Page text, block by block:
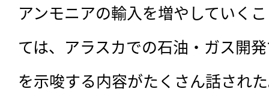
アンモニアの輸入を増やしていく
ては、アラスカでの石油・ガス開
を示唆する内容がたくさん話され